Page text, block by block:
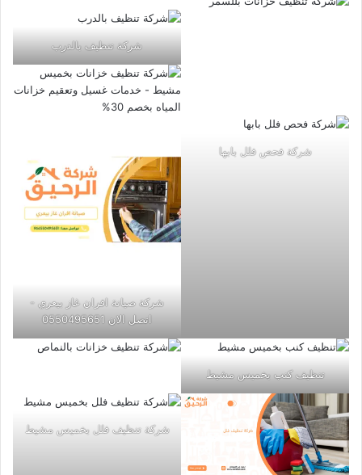
شركة تنظيف بالدرب
شركة فحص فلل بابها
شركة صيانة افران غاز بيعري -
اتصل الان 0550495651
تنظيف كنب بخميس مشيط
شركة تنظيف فلل بخميس مشيط